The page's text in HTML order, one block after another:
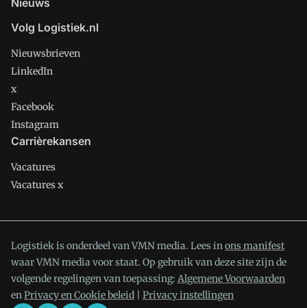
Nieuws
Volg Logistiek.nl
Nieuwsbrieven
LinkedIn
x
Facebook
Instagram
Carrièrekansen
Vacatures
Vacatures x
Logistiek is onderdeel van VMN media. Lees inons manifest
waar VMN media voor staat. Op gebruik van deze site zijn de
volgende regelingen van toepassing: Algemene Voorwaarden
enPrivacy en Cookie beleid Privacy instellingen